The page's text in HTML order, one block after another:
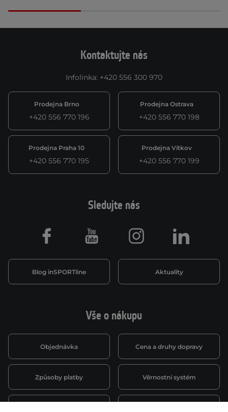
Kontaktujte nás
Infolinka: +420 556 300 970
Prodejna Brno
+420 556 770 196
Prodejna Ostrava
+420 556 770 198
Prodejna Praha 10
+420 556 770 195
Prodejna Vítkov
+420 556 770 199
Vše o nákupu
Objednávka Cena a druhy dopravy
Způsoby platby Věrnostní systém
Sledujte nás
Blog inSPORTline Aktuality
Facebook Youtube Instagram LinkedIn